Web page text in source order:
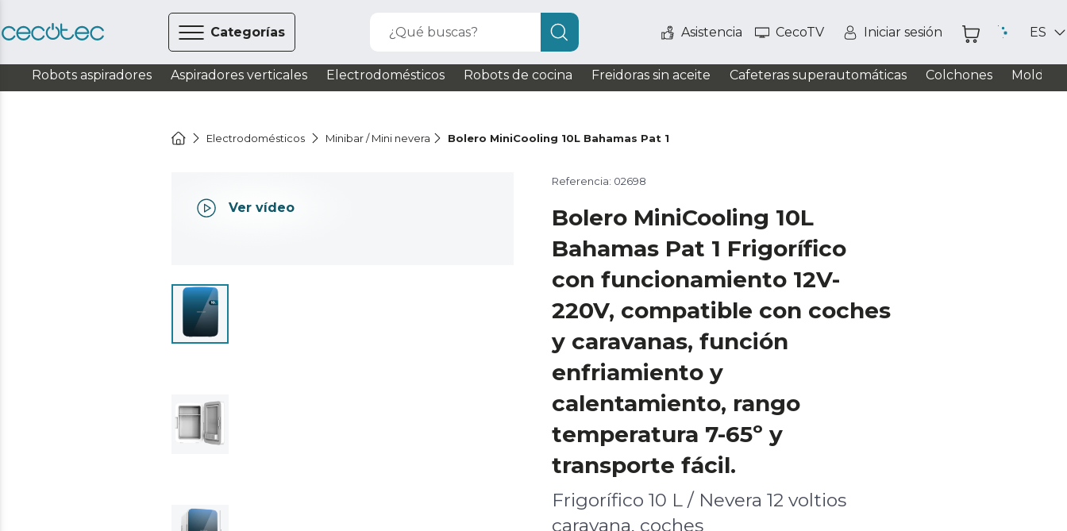
Categorías ¿Qué buscas? Asistencia CecoTV Iniciar sesión ES
Robots aspiradores Aspiradores verticales Electrodomésticos Robots de cocina Freidoras sin aceite Cafeteras superautomáticas Colchones
Electrodomésticos Minibar / Mini nevera Bolero MiniCooling 10L Bahamas Pat 1
Ver vídeo
Referencia: 02698
Bolero MiniCooling 10L
Bahamas Pat 1 Frigorífico
con funcionamiento 12V-
220V, compatible con coches
y caravanas, función
enfriamiento y
calentamiento, rango
temperatura 7-65º y
transporte fácil.
Frigorífico 10 L / Nevera 12 voltios
caravana, coches